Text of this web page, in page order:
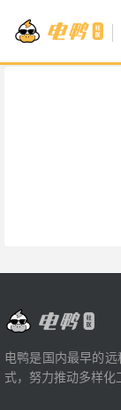
电鸭是国内最早的
式，努力推动多样化